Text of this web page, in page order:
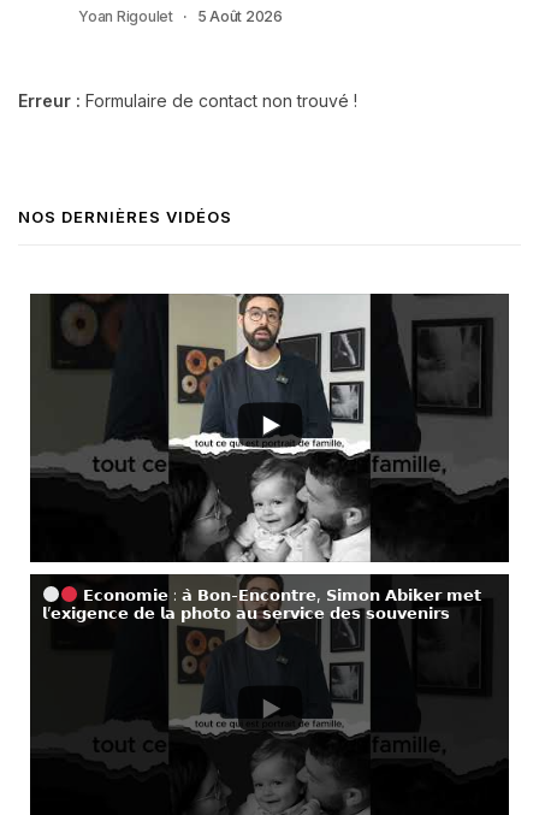
Yoan Rigoulet 5 Août 2026
Erreur : Formulaire de contact non trouvé !
NOS DERNIÈRES VIDÉOS
𝗘𝗰𝗼𝗻𝗼𝗺𝗶𝗲 : 𝗮̀ 𝗕𝗼𝗻-𝗘𝗻𝗰𝗼𝗻𝘁𝗿𝗲, 𝗦𝗶𝗺𝗼𝗻 𝗔𝗯𝗶𝗸𝗲𝗿 𝗺𝗲𝘁
𝗹’𝗲𝘅𝗶𝗴𝗲𝗻𝗰𝗲 𝗱𝗲 𝗹𝗮 𝗽𝗵𝗼𝘁𝗼 𝗮𝘂 𝘀𝗲𝗿𝘃𝗶𝗰𝗲 𝗱𝗲𝘀 𝘀𝗼𝘂𝘃𝗲𝗻𝗶𝗿𝘀